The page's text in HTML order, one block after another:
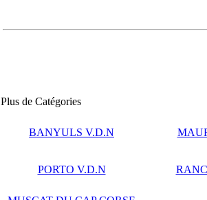
Plus de Catégories
BANYULS V.D.N
PORTO V.D.N